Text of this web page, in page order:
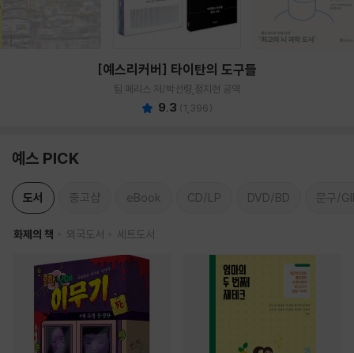
[예스리커버] 타이탄의 도구들
팀 페리스 저/박선령,정지현 공역
9.3 (1,396)
예스 PICK
도서 중고샵 eBook CD/LP DVD/BD 문구/
화제의 책 외국도서 세트도서